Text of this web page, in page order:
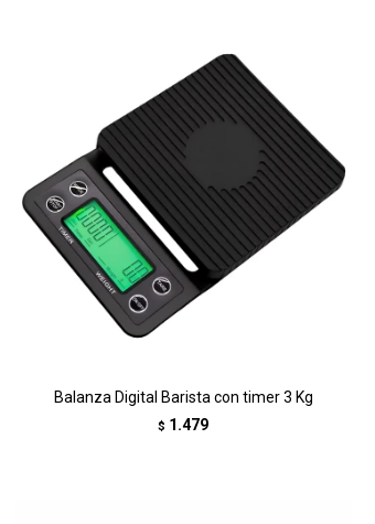
Balanza Digital Barista con timer 3 Kg
$ 1.479